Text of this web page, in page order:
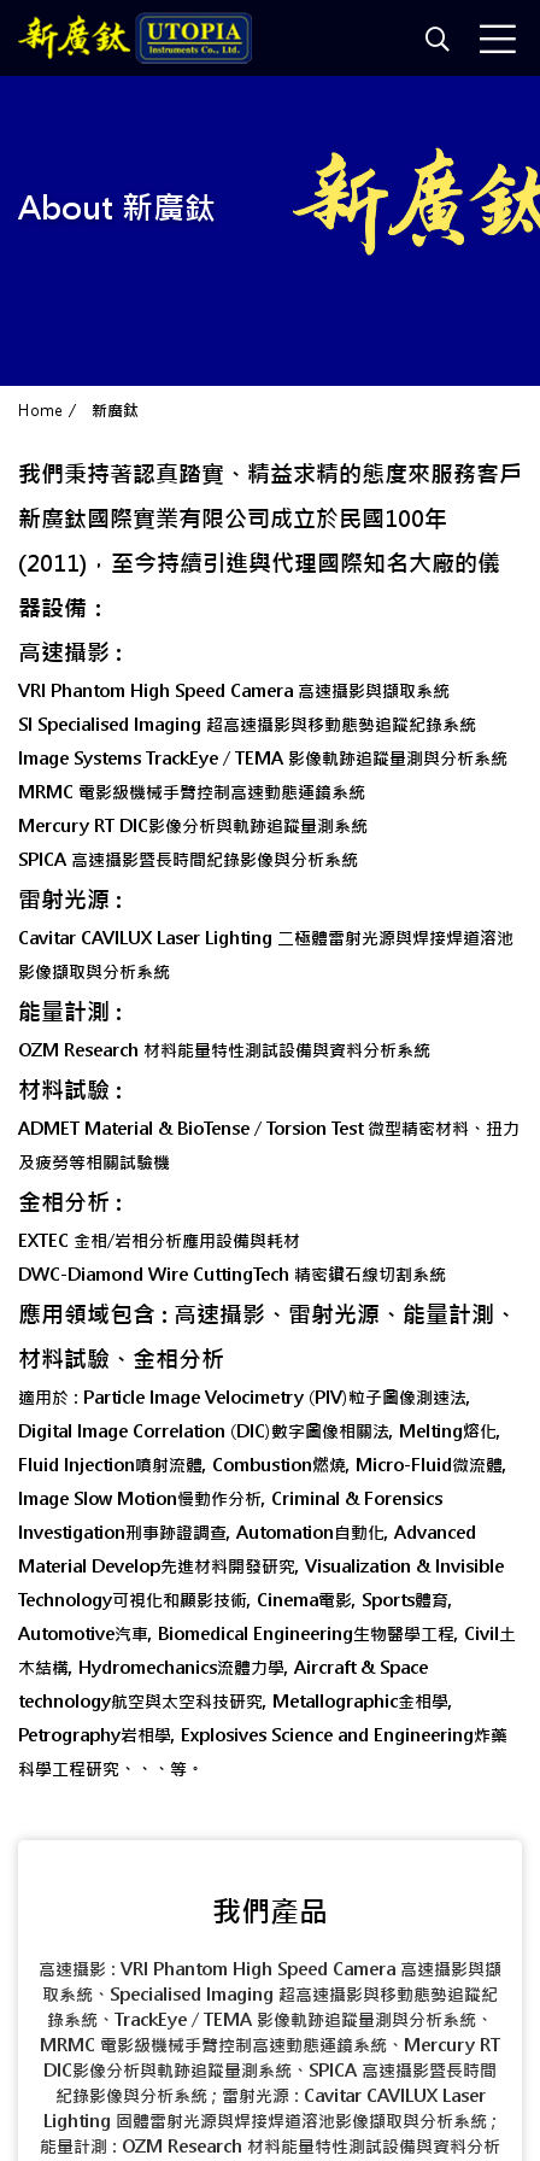
About 新廣鈦
Home 新廣鈦
我們秉持著認真踏實、精益求精的態度來服務客戶
新廣鈦國際實業有限公司成立於民國100年
(2011)，至今持續引進與代理國際知名大廠的儀
器設備：
高速攝影 :
VRI Phantom High Speed Camera 高速攝影與擷取系統
SI Specialised Imaging 超高速攝影與移動態勢追蹤紀錄系統
Image Systems TrackEye / TEMA 影像軌跡追蹤量測與分析系統
MRMC 電影級機械手臂控制高速動態運鏡系統
Mercury RT DIC影像分析與軌跡追蹤量測系統
SPICA 高速攝影暨長時間紀錄影像與分析系統
雷射光源 :
Cavitar CAVILUX Laser Lighting 二極體雷射光源與焊接焊道溶池
影像擷取與分析系統
能量計測 :
OZM Research 材料能量特性測試設備與資料分析系統
材料試驗 :
ADMET Material & BioTense / Torsion Test 微型精密材料、扭力
及疲勞等相關試驗機
金相分析 :
EXTEC 金相/岩相分析應用設備與耗材
DWC-Diamond Wire CuttingTech 精密鑽石線切割系統
應用領域包含 : 高速攝影、雷射光源、能量計測、
材料試驗、金相分析
適用於 : Particle Image Velocimetry (PIV)粒子圖像測速法,
Digital Image Correlation (DIC)數字圖像相關法, Melting熔化,
Fluid Injection噴射流體, Combustion燃燒, Micro-Fluid微流體,
Image Slow Motion慢動作分析, Criminal & Forensics
Investigation刑事跡證調查, Automation自動化, Advanced
Material Develop先進材料開發研究, Visualization & Invisible
Technology可視化和顯影技術, Cinema電影, Sports體育,
Automotive汽車, Biomedical Engineering生物醫學工程, Civil土
木結構, Hydromechanics流體力學, Aircraft & Space
technology航空與太空科技研究, Metallographic金相學,
Petrography岩相學, Explosives Science and Engineering炸藥
科學工程研究、、、等。
我們產品
高速攝影 : VRI Phantom High Speed Camera 高速攝影與擷
取系統、Specialised Imaging 超高速攝影與移動態勢追蹤紀
錄系統、TrackEye / TEMA 影像軌跡追蹤量測與分析系統、
MRMC 電影級機械手臂控制高速動態運鏡系統、Mercury RT
DIC影像分析與軌跡追蹤量測系統、SPICA 高速攝影暨長時間
紀錄影像與分析系統 ; 雷射光源 : Cavitar CAVILUX Laser
Lighting 固體雷射光源與焊接焊道溶池影像擷取與分析系統 ;
能量計測 : OZM Research 材料能量特性測試設備與資料分析